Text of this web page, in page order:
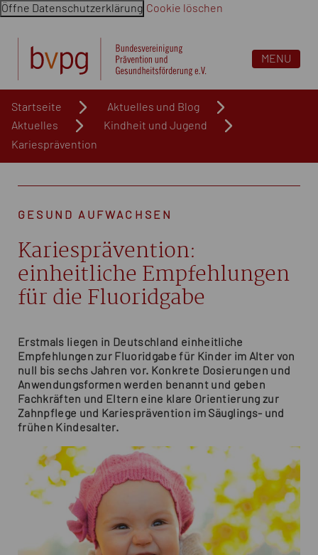
Öffne Datenschutzerklärung Cookie löschen
MENU
Startseite
Aktuelles und Blog
Aktuelles
Kindheit und Jugend
Kariesprävention
GESUND AUFWACHSEN
Kariesprävention:
einheitliche Empfehlungen
für die Fluoridgabe
Erstmals liegen in Deutschland einheitliche
Empfehlungen zur Fluoridgabe für Kinder im Alter von
null bis sechs Jahren vor. Konkrete Dosierungen und
Anwendungsformen werden benannt und geben
Fachkräften und Eltern eine klare Orientierung zur
Zahnpflege und Kariesprävention im Säuglings- und
frühen Kindesalter.